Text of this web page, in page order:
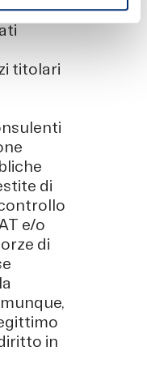
titolari
di
e/o
di
in